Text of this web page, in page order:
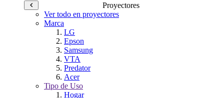
Proyectores
Ver todo en proyectores
Marca
LG
Epson
Samsung
VTA
Predator
Acer
Tipo de Uso
Hogar